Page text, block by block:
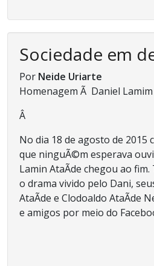
Sociedade em
Por Neide Uriarte
Homenagem Ã Daniel Lamim
Â
No dia 18 de agosto de 2015
que ninguÃ©m esperava
Lamin AtaÃ­de chegou ao
o drama vivido pelo Dani,
AtaÃ­de e Clodoaldo AtaÃ­de
e amigos por meio do